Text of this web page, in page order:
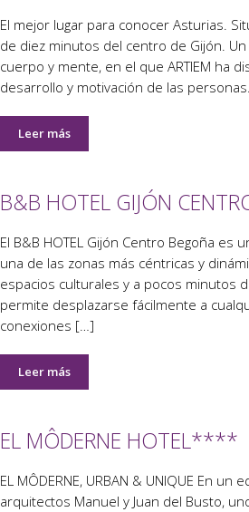
El mejor lugar para conocer Asturias.
de diez minutos del centro de Gijón.
cuerpo y mente, en el que ARTIEM ha
desarrollo y motivación de las
Leer más
B&B HOTEL GIJÓN
El B&B HOTEL Gijón Centro Begoña
una de las zonas más céntricas y
espacios culturales y a pocos minutos
permite desplazarse fácilmente a
conexiones […]
Leer más
EL MÔDERNE HOTEL****
EL MÔDERNE, URBAN & UNIQUE En
arquitectos Manuel y Juan del Busto,